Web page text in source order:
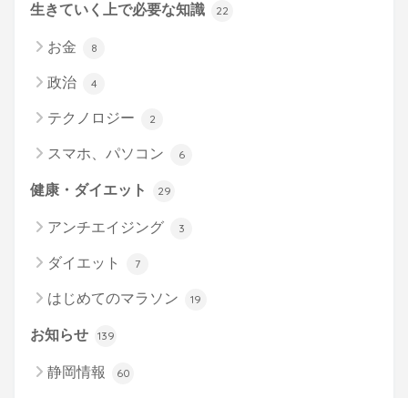
生きていく上で必要な知識 22
お金 8
政治 4
テクノロジー 2
スマホ、パソコン 6
健康・ダイエット 29
アンチエイジング 3
ダイエット 7
はじめてのマラソン 19
お知らせ 139
静岡情報 60